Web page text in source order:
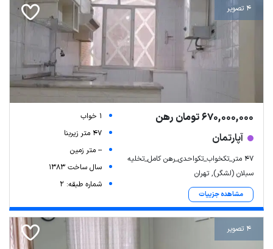
4 تصویر
670,000,000 تومان رهن
آپارتمان
47 متر_تکخواب_تکواحدی_رهن کامل_تخلیه
سبلان (لشگر), تهران
مشاهده جزییات
1 خواب
47 متر زیربنا
-- متر زمین
سال ساخت 1383
شماره طبقه: 2
4 تصویر